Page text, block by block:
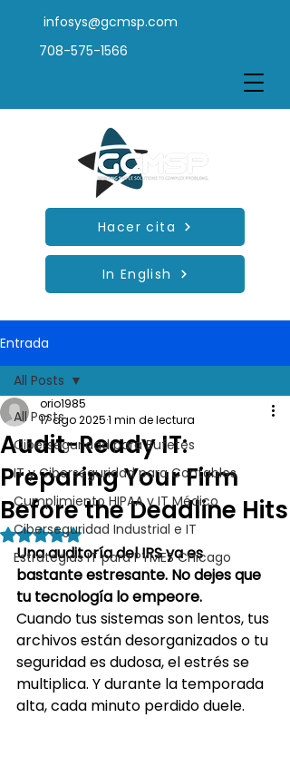
infosys@gcmsp.com
708-575-1566
Hacer cita
In English
Entrada
All Posts
Ciberseguridad para Bufetes
IT y Ciberseguridad para Contables
Cumplimiento HIPAA y IT Médico
Ciberseguridad Industrial e IT
Estrategias IT para PYMES Chicago
All Posts
Audit-Ready IT:
Preparing Your Firm
Before the Deadline Hits
orio1985
17 ago 20251 min de lectura
Obtuvo NaN de 5 estrellas.
Una auditoría del IRS ya es
bastante estresante. No dejes que
tu tecnología lo empeore.
Cuando tus sistemas son lentos, tus
archivos están desorganizados o tu
seguridad es dudosa, el estrés se
multiplica. Y durante la temporada
alta, cada minuto perdido duele.